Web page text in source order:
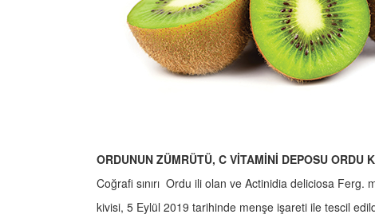
ORDUNUN ZÜMRÜTÜ, C VİTAMİNİ DEPOSU ORDU
Coğrafi sınırı Ordu ili olan ve Actinidia deliciosa
kivisi, 5 Eylül 2019 tarihinde menşe işareti ile tescil edildi.